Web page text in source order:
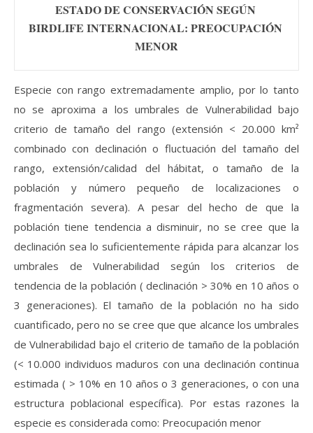
ESTADO DE CONSERVACIÓN SEGÚN
BIRDLIFE INTERNACIONAL: PREOCUPACIÓN
MENOR
Especie con rango extremadamente amplio, por lo tanto
no se aproxima a los umbrales de Vulnerabilidad bajo
criterio de tamaño del rango (extensión < 20.000 km²
combinado con declinación o fluctuación del tamaño del
rango, extensión/calidad del hábitat, o tamaño de la
población y número pequeño de localizaciones o
fragmentación severa). A pesar del hecho de que la
población tiene tendencia a disminuir, no se cree que la
declinación sea lo suficientemente rápida para alcanzar los
umbrales de Vulnerabilidad según los criterios de
tendencia de la población ( declinación > 30% en 10 años o
3 generaciones). El tamaño de la población no ha sido
cuantificado, pero no se cree que que alcance los umbrales
de Vulnerabilidad bajo el criterio de tamaño de la población
(< 10.000 individuos maduros con una declinación continua
estimada ( > 10% en 10 años o 3 generaciones, o con una
estructura poblacional específica). Por estas razones la
especie es considerada como: Preocupación menor